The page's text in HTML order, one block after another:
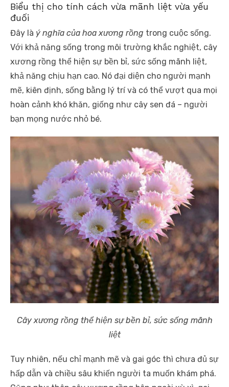
Biểu thị cho tính cách vừa mãnh liệt vừa yếu
đuối
Đây là ý nghĩa của hoa xương rồng trong cuộc sống.
Với khả năng sống trong môi trường khắc nghiệt, cây
xương rồng thể hiện sự bền bỉ, sức sống mãnh liệt,
khả năng chịu hạn cao. Nó đại diện cho người mạnh
mẽ, kiên định, sống bằng lý trí và có thể vượt qua mọi
hoàn cảnh khó khăn, giống như cây sen đá – người
bạn mọng nước nhỏ bé.
Cây xương rồng thể hiện sự bền bỉ, sức sống mãnh
liệt
Tuy nhiên, nếu chỉ mạnh mẽ và gai góc thì chưa đủ sự
hấp dẫn và chiều sâu khiến người ta muốn khám phá.